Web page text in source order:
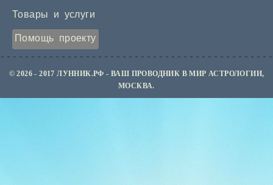
Товары и услуги
Помощь проекту
© 2026 - 2017 ЛУННИК.РФ - ВАШ ПРОВОДНИК В МИР АСТРОЛОГИИ,
МОСКВА.